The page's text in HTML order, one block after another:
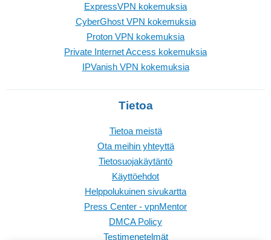
ExpressVPN kokemuksia
CyberGhost VPN kokemuksia
Proton VPN kokemuksia
Private Internet Access kokemuksia
IPVanish VPN kokemuksia
Tietoa
Tietoa meistä
Ota meihin yhteyttä
Tietosuojakäytäntö
Käyttöehdot
Helppolukuinen sivukartta
Press Center - vpnMentor
DMCA Policy
Testimenetelmät